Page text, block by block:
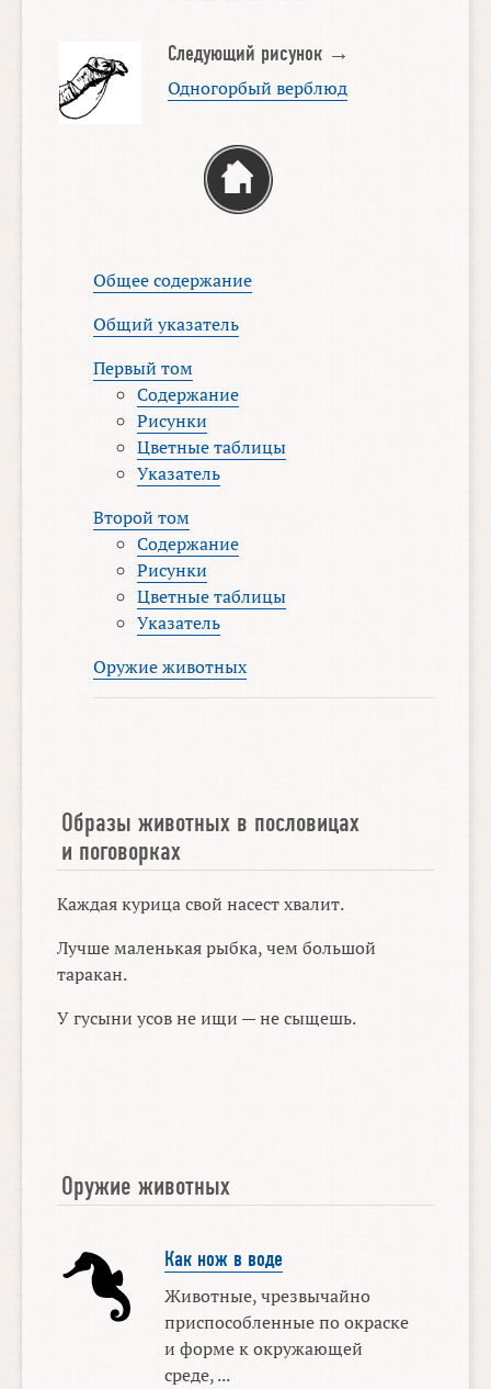
Следующий рисунок →
Одногорбый верблюд
Общее содержание
Общий указатель
Первый том
Содержание
Рисунки
Цветные таблицы
Указатель
Второй том
Содержание
Рисунки
Цветные таблицы
Указатель
Оружие животных
Образы животных в пословицах
и поговорках
Каждая курица свой насест хвалит.
Лучше маленькая рыбка, чем большой
таракан.
У гусыни усов не ищи — не сыщешь.
Оружие животных
Как нож в воде
Животные, чрезвычайно
приспособленные по окраске
и форме к окружающей
среде, ...